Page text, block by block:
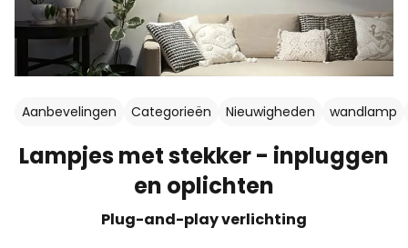
Aanbevelingen Categorieën Nieuwigheden wandlamp
Lampjes met stekker - inpluggen
en oplichten
Plug-and-play verlichting